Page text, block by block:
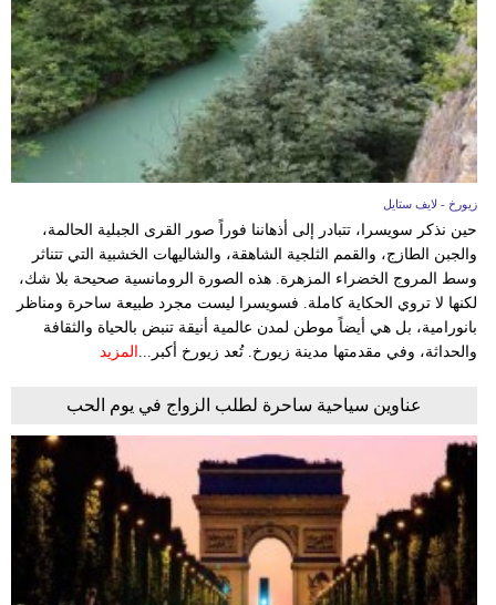
زيورخ - لايف ستايل
حين نذكر سويسرا، تتبادر إلى أذهاننا فوراً صور القرى الجبلية الحالمة،
والجبن الطازج، والقمم الثلجية الشاهقة، والشاليهات الخشبية التي تتناثر
وسط المروج الخضراء المزهرة. هذه الصورة الرومانسية صحيحة بلا شك،
لكنها لا تروي الحكاية كاملة. فسويسرا ليست مجرد طبيعة ساحرة ومناظر
بانورامية، بل هي أيضاً موطن لمدن عالمية أنيقة تنبض بالحياة والثقافة
والحداثة، وفي مقدمتها مدينة زيورخ. تُعد زيورخ أكبر... المزيد
عناوين سياحية ساحرة لطلب الزواج في يوم الحب